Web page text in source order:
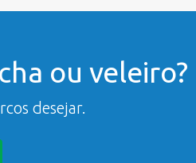
ou veleiro?
desejar.